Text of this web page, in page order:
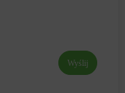
Wyślij